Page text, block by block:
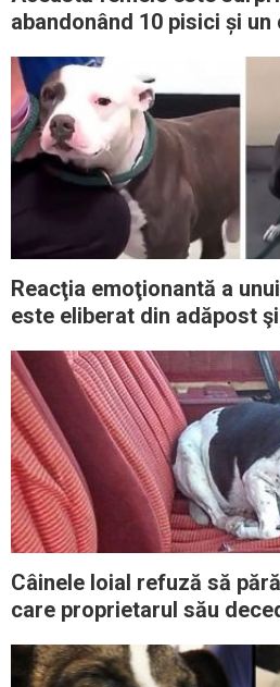
abandonând 10 pisici și
Reacţia emoţionantă a
este eliberat din adăpost
Câinele loial refuză să
care proprietarul său